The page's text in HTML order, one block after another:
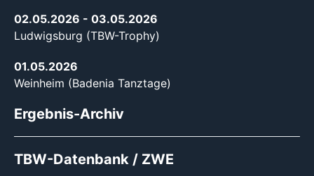
02.05.2026 - 03.05.2026
Ludwigsburg (TBW-Trophy)
01.05.2026
Weinheim (Badenia Tanztage)
Ergebnis-Archiv
TBW-Datenbank / ZWE